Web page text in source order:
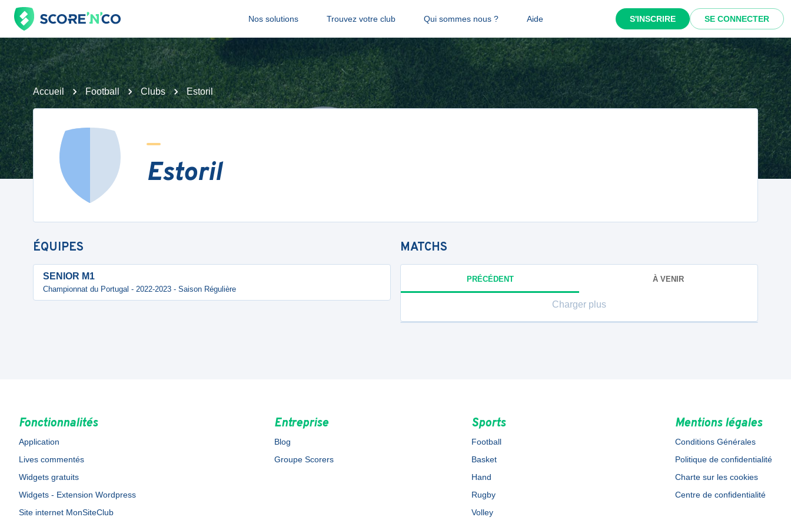
Nos solutions Trouvez votre club Qui sommes nous ? Aide S'INSCRIRE SE CONNECTER
Accueil Football Clubs Estoril
Estoril
ÉQUIPES
SENIOR M1
Championnat du Portugal - 2022-2023 - Saison Régulière
MATCHS
PRÉCÉDENT À VENIR
Charger plus
Fonctionnalités
Application
Lives commentés
Widgets gratuits
Widgets - Extension Wordpress
Site internet MonSiteClub
Entreprise
Blog
Groupe Scorers
Sports
Football
Basket
Hand
Rugby
Volley
Mentions légales
Conditions Générales
Politique de confidentialité
Charte sur les cookies
Centre de confidentialité